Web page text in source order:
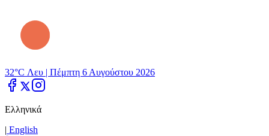
32°C Λευ | Πέμπτη 6 Αυγούστου 2026
Ελληνικά
| Εnglish